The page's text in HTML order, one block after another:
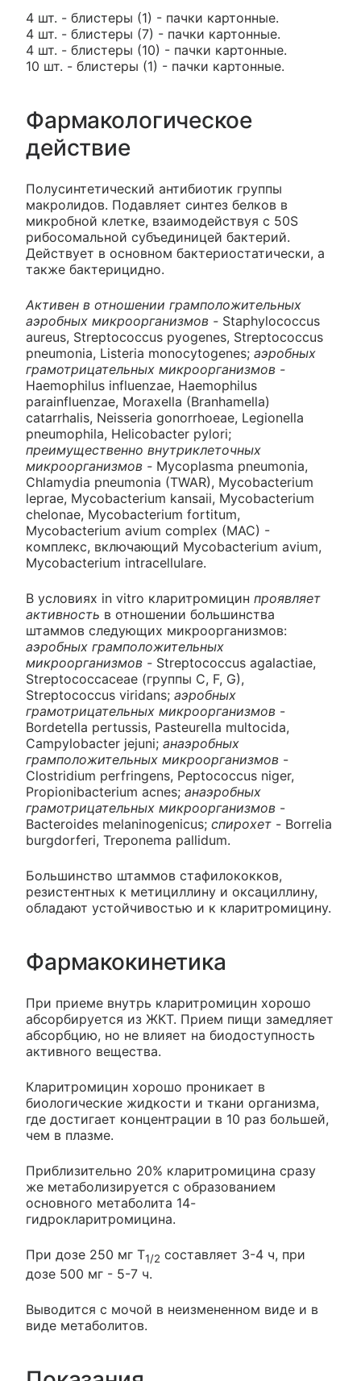
4 шт. - блистеры (1) - пачки картонные.
4 шт. - блистеры (7) - пачки картонные.
4 шт. - блистеры (10) - пачки картонные.
10 шт. - блистеры (1) - пачки картонные.
Фармакологическое
действие
Полусинтетический антибиотик группы
макролидов. Подавляет синтез белков в
микробной клетке, взаимодействуя с 50S
рибосомальной субъединицей бактерий.
Действует в основном бактериостатически, а
также бактерицидно.
Активен в отношении грамположительных
аэробных микроорганизмов - Staphylococcus
aureus, Streptococcus pyogenes, Streptococcus
pneumonia, Listeria monocytogenes; аэробных
грамотрицательных микроорганизмов -
Haemophilus influenzae, Haemophilus
parainfluenzae, Moraxella (Branhamella)
catarrhalis, Neisseria gonorrhoeae, Legionella
pneumophila, Helicobacter pylori;
преимущественно внутриклеточных
микроорганизмов - Mycoplasma pneumonia,
Chlamydia pneumonia (TWAR), Mycobacterium
leprae, Mycobacterium kansaii, Mycobacterium
chelonae, Mycobacterium fortitum,
Mycobacterium avium complex (MAC) -
комплекс, включающий Mycobacterium avium,
Mycobacterium intracellulare.
В условиях in vitro кларитромицин проявляет
активность в отношении большинства
штаммов следующих микроорганизмов:
аэробных грамположительных
микроорганизмов - Streptococcus agalactiae,
Streptococcaceae (группы C, F, G),
Streptococcus viridans; аэробных
грамотрицательных микроорганизмов -
Bordetella pertussis, Pasteurella multocida,
Campylobacter jejuni; анаэробных
грамположительных микроорганизмов -
Clostridium perfringens, Peptococcus niger,
Propionibacterium acnes; анаэробных
грамотрицательных микроорганизмов -
Bacteroides melaninogenicus; спирохет - Borrelia
burgdorferi, Treponema pallidum.
Большинство штаммов стафилококков,
резистентных к метициллину и оксациллину,
обладают устойчивостью и к кларитромицину.
Фармакокинетика
При приеме внутрь кларитромицин хорошо
абсорбируется из ЖКТ. Прием пищи замедляет
абсорбцию, но не влияет на биодоступность
активного вещества.
Кларитромицин хорошо проникает в
биологические жидкости и ткани организма,
где достигает концентрации в 10 раз большей,
чем в плазме.
Приблизительно 20% кларитромицина сразу
же метаболизируется с образованием
основного метаболита 14-
гидрокларитромицина.
При дозе 250 мг T1/2 составляет 3-4 ч, при
дозе 500 мг - 5-7 ч.
Выводится с мочой в неизмененном виде и в
виде метаболитов.